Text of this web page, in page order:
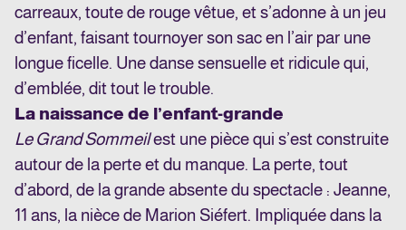
carreaux, toute de rouge vêtue, et s’adonne à un jeu
d’enfant, faisant tournoyer son sac en l’air par une
longue ficelle. Une danse sensuelle et ridicule qui,
d’emblée, dit tout le trouble.
La naissance de l’enfant-grande
Le Grand Sommeilest une pièce qui s’est construite
autour de la perte et du manque. La perte, tout
d’abord, de la grande absente du spectacle : Jeanne,
11 ans, la nièce de Marion Siéfert. Impliquée dans la